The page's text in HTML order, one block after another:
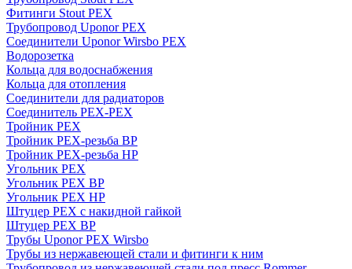
Фитинги Stout PEX
Трубопровод Uponor PEX
Соединители Uponor Wirsbo PEX
Водорозетка
Кольца для водоснабжения
Кольца для отопления
Соединители для радиаторов
Соединитель PEX-PEX
Тройник PEX
Тройник PEX-резьба ВР
Тройник PEX-резьба НР
Угольник PEX
Угольник PEX ВР
Угольник PEX НР
Штуцер PEX c накидной гайкой
Штуцер PEX ВР
Трубы Uponor PEX Wirsbo
Трубы из нержавеющей стали и фитинги к ним